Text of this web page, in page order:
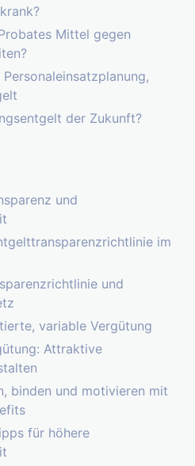
Mittel gegen
der Zukunft?
und
im
und
variable Vergütung
Attraktive
binden und motivieren mit
für höhere